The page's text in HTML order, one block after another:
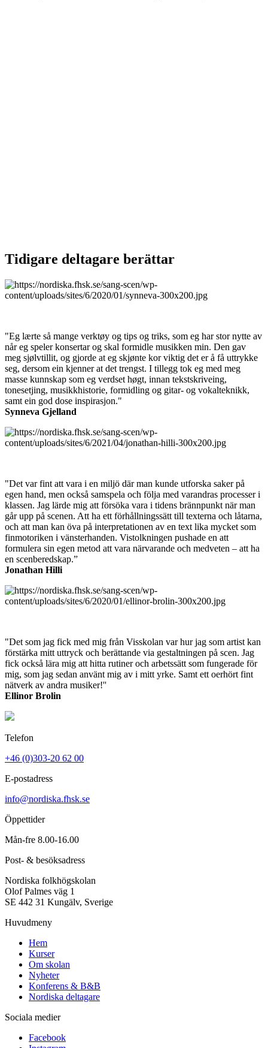
Tidigare deltagare berättar
"Eg lærte så mange verktøy og tips og triks, som eg har stor nytte av
når eg speler konsertar og skal formidle musikken min. Den gav
meg sjølvtillit, og gjorde at eg skjønte kor viktig det er å få uttrykke
seg, dersom ein kjenner at det trengst. I tillegg tok eg med meg
masse kunnskap som eg verdset høgt, innan tekstskriveing,
tonesetjing, musikkhistorie, formidling og gitar- og vokalteknikk,
samt ein god dose inspirasjon."
Synneva Gjelland
"Det var fint att vara i en miljö där man kunde utforska saker på
egen hand, men också samspela och följa med varandras processer i
klassen. Jag lärde mig att försöka vara i tidens brännpunkt när man
går upp på scenen. Att ha ett förhållningssätt till texterna och låtarna,
och att man kan öva på interpretationen av en text lika mycket som
finmotoriken i vänsterhanden. Vistolkningen pushade en att
formulera sin egen metod att vara närvarande och medveten – att ha
en scenberedskap.”
Jonathan Hilli
"Det som jag fick med mig från Visskolan var hur jag som artist kan
förstärka mitt uttryck och berättande via gestaltningen på scen. Jag
fick också lära mig att hitta rutiner och arbetssätt som fungerade för
mig, som jag sedan använt mig av i mitt yrke. Samt ett oerhört fint
nätverk av andra musiker!''
Ellinor Brolin
Telefon
+46 (0)303-20 62 00
E-postadress
info@nordiska.fhsk.se
Öppettider
Mån-fre 8.00-16.00
Post- & besöksadress
Nordiska folkhögskolan
Olof Palmes väg 1
SE 442 31 Kungälv, Sverige
Huvudmeny
Hem
Kurser
Om skolan
Nyheter
Konferens & B&B
Nordiska deltagare
Sociala medier
Facebook